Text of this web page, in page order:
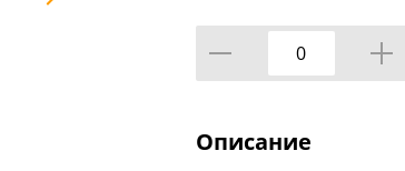
Описание